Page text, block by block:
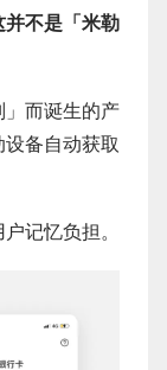
并不是「米勒
」而诞生的产
备自动获取
记忆负担。